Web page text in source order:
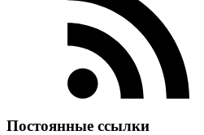
Постоянные ссылки